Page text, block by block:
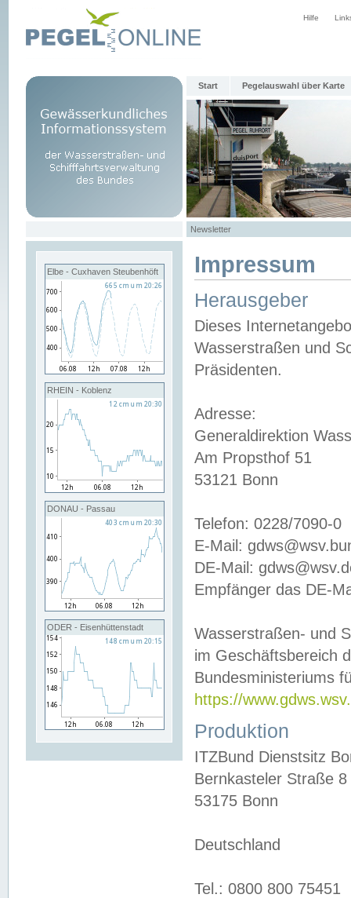
Hilfe
Start Pegelauswahl über Karte
Newsletter
Elbe - Cuxhaven Steubenhöft
RHEIN - Koblenz
DONAU - Passau
ODER - Eisenhüttenstadt
Impressum
Herausgeber
Dieses
Wasserstraßen und
Präsidenten.
Adresse:
Generaldirektion
Am Propsthof 51
53121 Bonn
Telefon: 0228/7090-0
E-Mail:
DE-Mail:
Empfänger das DE-
Wasserstraßen- und
im Geschäftsbereich
Bundesministeriums
https://
Produktion
ITZBund Dienstsitz
Bernkasteler Straße 8
53175 Bonn
Deutschland
Tel.: 0800 800 75451